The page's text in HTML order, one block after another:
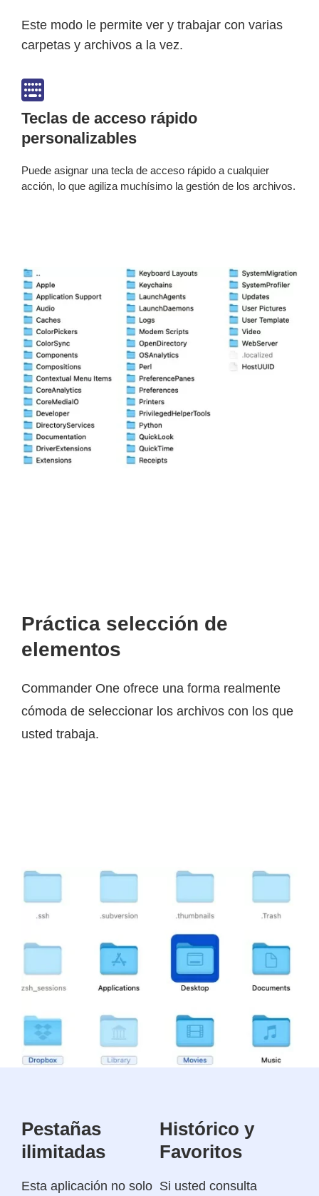
Este modo le permite ver y trabajar con varias
carpetas y archivos a la vez.
Teclas de acceso rápido
personalizables
Puede asignar una tecla de acceso rápido a cualquier
acción, lo que agiliza muchísimo la gestión de los archivos.
Práctica selección de
elementos
Commander One ofrece una forma realmente
cómoda de seleccionar los archivos con los que
usted trabaja.
Pestañas
ilimitadas
Esta aplicación no solo
Histórico y
Favoritos
Si usted consulta